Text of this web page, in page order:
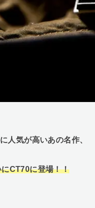
人気が高いあの名作、
CT70に登場！！